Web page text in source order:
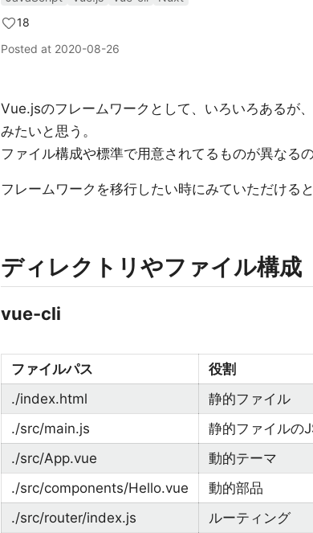
18
Posted at 2020-08-26
Vue.jsのフレームワークとして、いろいろあるが
みたいと思う。
ファイル構成や標準で用意されてるものが異なる
フレームワークを移行したい時にみていただける
ディレクトリやファイル構成
vue-cli
ファイルパス
役割
./index.html
静的ファイル
./src/main.js
静的ファイルの
./src/App.vue
動的テーマ
./src/components/Hello.vue
動的部品
./src/router/index.js
ルーティング